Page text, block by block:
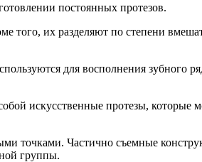
постоянных протезов.
того, их разделяют по степени
для восполнения зубного
искусственные протезы, которые
точками. Частично съемные
группы.